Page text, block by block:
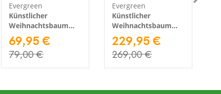
Evergreen
Künstlicher
Weihnachtsbaum
Mesa Fichte | Grün |
180 cm
69,95 €
79,00 €
Evergreen
Künstlicher
Weihnachtsbaum
Roswell Kiefer | Grün
| 210 cm
229,95 €
269,00 €